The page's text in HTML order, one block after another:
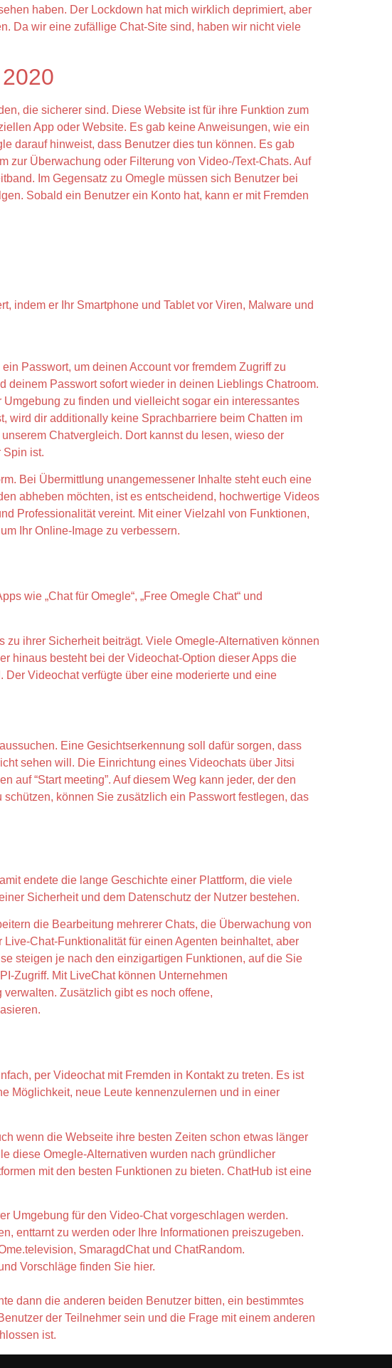
haben. Der Lockdown hat mich wirklich deprimiert, aber
Da wir eine zufällige Chat-Site sind, haben wir nicht viele
die sicherer sind. Diese Website ist für ihre Funktion zum
App oder Website. Es gab keine Anweisungen, wie ein
darauf hinweist, dass Benutzer dies tun können. Es gab
zur Überwachung oder Filterung von Video-/Text-Chats. Auf
Im Gegensatz zu Omegle müssen sich Benutzer bei
Sobald ein Benutzer ein Konto hat, kann er mit Fremden
indem er Ihr Smartphone und Tablet vor Viren, Malware und
Passwort, um deinen Account vor fremdem Zugriff zu
deinem Passwort sofort wieder in deinen Lieblings Chatroom.
zu finden und vielleicht sogar ein interessantes
wird dir additionally keine Sprachbarriere beim Chatten im
Chatvergleich. Dort kannst du lesen, wieso der
Spin ist.
Bei Übermittlung unangemessener Inhalte steht euch eine
abheben möchten, ist es entscheidend, hochwertige Videos
Professionalität vereint. Mit einer Vielzahl von Funktionen,
Ihr Online-Image zu verbessern.
wie „Chat für Omegle“, „Free Omegle Chat“ und
ihrer Sicherheit beiträgt. Viele Omegle-Alternativen können
hinaus besteht bei der Videochat-Option dieser Apps die
Videochat verfügte über eine moderierte und eine
Eine Gesichtserkennung soll dafür sorgen, dass
sehen will. Die Einrichtung eines Videochats über Jitsi
auf “Start meeting”. Auf diesem Weg kann jeder, der den
können Sie zusätzlich ein Passwort festlegen, das
endete die lange Geschichte einer Plattform, die viele
Sicherheit und dem Datenschutz der Nutzer bestehen.
die Bearbeitung mehrerer Chats, die Überwachung von
Chat-Funktionalität für einen Agenten beinhaltet, aber
steigen je nach den einzigartigen Funktionen, auf die Sie
Zugriff. Mit LiveChat können Unternehmen
Zusätzlich gibt es noch offene,
per Videochat mit Fremden in Kontakt zu treten. Es ist
Möglichkeit, neue Leute kennenzulernen und in einer
wenn die Webseite ihre besten Zeiten schon etwas länger
diese Omegle-Alternativen wurden nach gründlicher
mit den besten Funktionen zu bieten. ChatHub ist eine
Umgebung für den Video-Chat vorgeschlagen werden.
enttarnt zu werden oder Ihre Informationen preiszugeben.
SmaragdChat und ChatRandom.
Vorschläge finden Sie hier.
dann die anderen beiden Benutzer bitten, ein bestimmtes
der Teilnehmer sein und die Frage mit einem anderen
ist.